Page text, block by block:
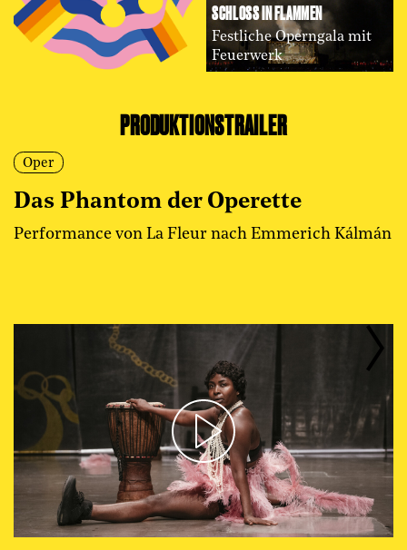
SCHLOSS IN FLAMMEN
Festliche Operngala mit
Feuerwerk
PRODUKTIONSTRAILER
Oper
Das Phantom der Operette
Performance von La Fleur nach Emmerich Kálmán